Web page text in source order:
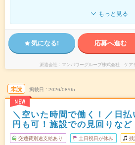
もっと見る
気になる! 応募へ進む
派遣会社 マンパワーグループ株式会社 ケア
未読
NEW
掲載日 2026/08/05
＼空いた時間で働く！／日
円も可！施設での見回りなど
交通費別途支給あり 土日祝日が休み 残